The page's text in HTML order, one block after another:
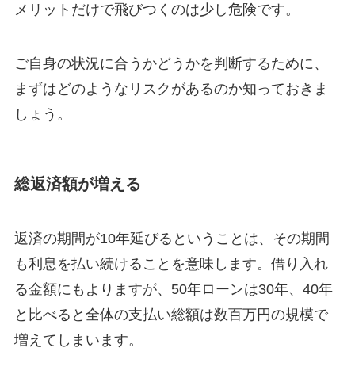
メリットだけで飛びつくのは少し危険です。
ご自身の状況に合うかどうかを判断するために、
まずはどのようなリスクがあるのか知っておきま
しょう。
総返済額が増える
返済の期間が10年延びるということは、その期間
も利息を払い続けることを意味します。借り入れ
る金額にもよりますが、50年ローンは30年、40年
と比べると全体の支払い総額は数百万円の規模で
増えてしまいます。